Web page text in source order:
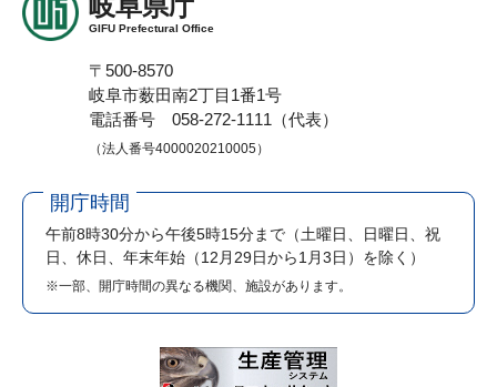
GIFU Prefectural Office
〒500-8570
岐阜市薮田南2丁目1番1号
電話番号 058-272-1111（代表）
（法人番号4000020210005）
開庁時間
午前8時30分から午後5時15分まで （土曜日、日曜日、祝
日、休日、年末年始（12月29日から1月3日）を除く）
※一部、開庁時間の異なる機関、施設があります。